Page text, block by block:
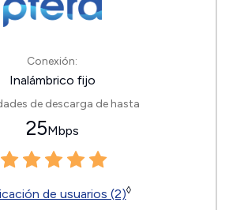
Conexión:
Inalámbrico fijo
de descarga de hasta
25Mbps
de usuarios (2)◊